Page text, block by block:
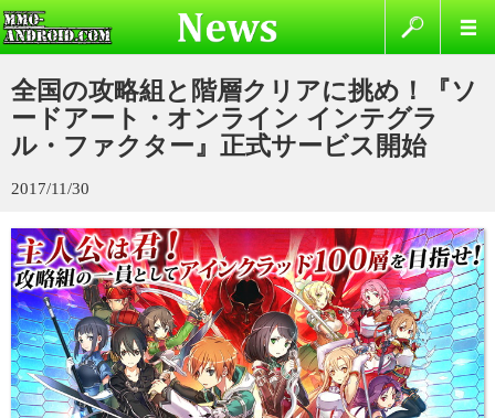
全国の攻略組と階層クリアに挑め！『ソ
ードアート・オンライン インテグラ
ル・ファクター』正式サービス開始
2017/11/30